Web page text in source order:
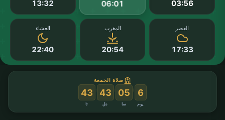
03:56
06:01
13:32
العصر
17:33
المغرب
20:54
العشاء
22:40
صلاة الجمعة
6
يوم
:
05
سا
:
43
دق
:
43
ثا